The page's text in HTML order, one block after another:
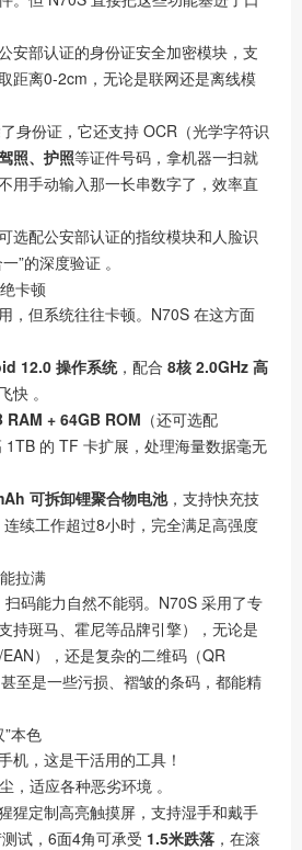
安部认证的身份证安全加密模块，支
距离0-2cm，无论是联网还是离线模
了身份证，它还支持 OCR（光学字符识
照、护照等证件号码，拿机器一扫就
用手动输入那一长串数字了，效率直
选配公安部认证的指纹模块和人脸识
”的深度验证 。
卡顿
，但系统往往卡顿。N70S 在这方面
12.0 操作系统，配合 8核 2.0GHz 高
快 。
RAM + 64GB ROM （还可选配
的 TF 卡扩展，处理海量数据毫无
可拆卸锂聚合物电池，支持快充技
续工作超过8小时，完全满足高强度
拉满
码能力自然不能弱。N70S 采用了专
持斑马、霍尼等品牌引擎），无论是
），还是复杂的二维码（QR
至是一些污损、褶皱的条码，都能精
本色
机，这是干活用的工具！
，适应各种恶劣环境 。
猩定制高亮触摸屏，支持湿手和戴手
试，6面4角可承受 1.5米跌落 ，在滚